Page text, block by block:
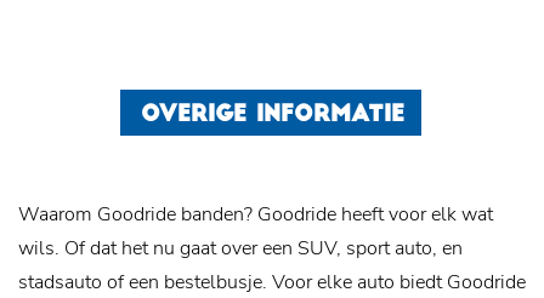
OVERIGE INFORMATIE
Waarom Goodride banden? Goodride heeft voor elk wat
wils. Of dat het nu gaat over een SUV, sport auto, en
stadsauto of een bestelbusje. Voor elke auto biedt Goodride